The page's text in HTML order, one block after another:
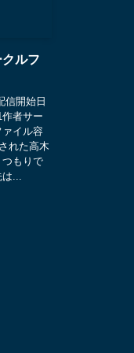
ルフ
信開始日
者サー
イル容
れた高木
もりで
...